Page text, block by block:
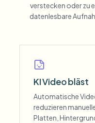
verstecken oder zu
datenlesbare
KI Video bläst
Automatische
reduzieren
Platten,